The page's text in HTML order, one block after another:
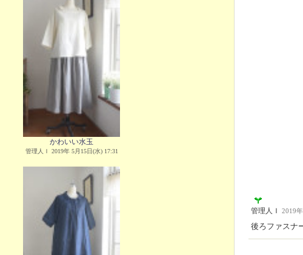
かわいい水玉
管理人Ｉ 2019年 5月15日(水) 17:31
管理人Ｉ 2019
後ろファスナ